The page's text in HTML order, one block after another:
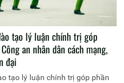
tạo lý luận chính trị góp
an nhân dân cách mạng,
đại
tạo lý luận chính trị góp phần